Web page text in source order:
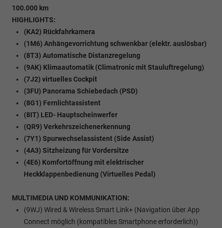
100.000 km
HIGHLIGHTS:
(KA2) Rückfahrkamera
(1M6) Anhängevorrichtung schwenkbar (elektr. auslösbar)
(8T3) Automatische Distanzregelung
(9AK) Klimaautomatik (Climatronic mit Stauluftregelung)
(7J2) virtuelles Cockpit
(3FU) Panorama Schiebedach (PSD)
(8G1) Fernlichtassistent
(8IT) LED- Hauptscheinwerfer
(QR9) Verkehrszeichenerkennung
(7Y1) Spurwechselassistent (Side Assist)
(4A3) Sitzheizung für Vordersitze
(4E6) Komfortöffnung mit elektrischer
Heckklappenbedienung (Virtuelles Pedal)
MULTIMEDIA UND KOMMUNIKATION:
(9WJ) Wired & Wireless Smart Link+ (Navigation über App
Connect möglich (kompatibles Smartphone erforderlich))